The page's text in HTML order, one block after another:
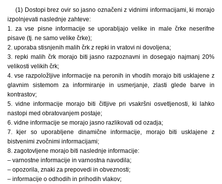
(1) Dostopi brez ovir so jasno označeni z vidnimi informacijami, ki morajo
izpolnjevati naslednje zahteve:
1. za vse pisne informacije se uporabljajo velike in male črke neserifne
pisave (tj. ne samo velike črke);
2. uporaba stisnjenih malih črk z repki in vratovi ni dovoljena;
3. repki malih črk morajo biti jasno razpoznavni in dosegajo najmanj 20%
velikosti velikih črk;
4. vse razpoložljive informacije na peronih in vhodih morajo biti usklajene z
glavnim sistemom za informiranje in usmerjanje, zlasti glede barve in
kontrastov;
5. vidne informacije morajo biti čitljive pri vsakršni osvetljenosti, ki lahko
nastopi med obratovanjem postaje;
6. vidne informacije se morajo jasno razlikovati od ozadja;
7. kjer so uporabljene dinamične informacije, morajo biti usklajene z
bistvenimi zvočnimi informacijami;
8. zagotovljene morajo biti naslednje informacije:
– varnostne informacije in varnostna navodila;
– opozorila, znaki za prepovedi in obveznosti;
– informacije o odhodih in prihodih vlakov;